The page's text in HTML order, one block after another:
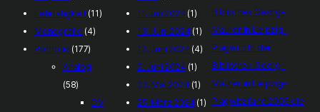
Lehrtätigkeit(11)
Monografie (4)
Portfolio (177)
Analog
(58)
DV
11. Juli 2024(1)
13. Juni 2024(1)
12. Juni 2024(4)
2. Juni 2024(1)
23. Mai 2024(1)
25. März 2024(1)
Bibliothek Georg–
Maurer in Leipzig–
Plagwitz In der
Bibliothek Georg–
Maurer in Leipzig–
Plagwitz fand 2005 die